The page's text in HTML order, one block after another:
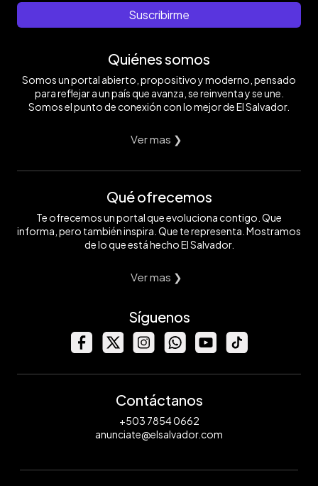
Suscribirme
Quiénes somos
Somos un portal abierto, propositivo y moderno, pensado
para reflejar a un país que avanza, se reinventa y se une.
Somos el punto de conexión con lo mejor de El Salvador.
Ver mas ❯
Qué ofrecemos
Te ofrecemos un portal que evoluciona contigo. Que
informa, pero también inspira. Que te representa. Mostramos
de lo que está hecho El Salvador.
Ver mas ❯
Síguenos
Contáctanos
+503 7854 0662
anunciate@elsalvador.com